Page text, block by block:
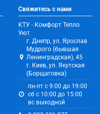
Свяжитесь с нами
КТУ - Комфорт Тепло
Уют
г. Днепр, ул. Ярослав
Мудрого (бывшая
Ленинградская), 45
г. Киев, ул. Якутская
(Борщаговка)
пн-пт с 9:00 до 19:00
сб с 10:00 до 15:00
вс выходной